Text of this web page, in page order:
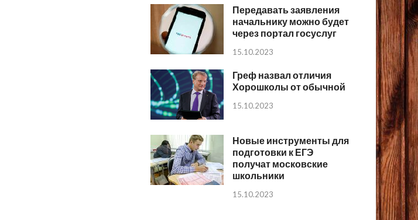
Передавать заявления
начальнику можно будет
через портал госуслуг
15.10.2023
Греф назвал отличия
Хорошколы от обычной
15.10.2023
Новые инструменты для
подготовки к ЕГЭ
получат московские
школьники
15.10.2023